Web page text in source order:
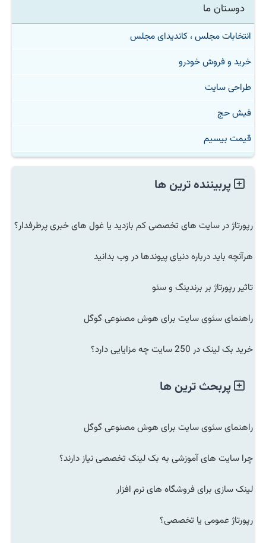
دوستان ما
انتخابات مجلس ، کاندیدای مجلس
خرید و فروش خودرو
طراحی سایت
فیش حج
قیمت بیسیم
پربیننده ترین ها
رپورتاژ در سایت های تخصصی کم بازدید یا غول های خبری پرطرفدار؟
هرآنچه باید درباره دنیای پیوندها در وب بدانید
تاثیر رپورتاژ بر برندینگ و سئو
راهنمای سئوی سایت برای هوش مصنوعی گوگل
خرید بک لینک در 250 سایت چه مزایایی دارد؟
پربحث ترین ها
راهنمای سئوی سایت برای هوش مصنوعی گوگل
چرا سایت های آموزشی به بک لینک تخصصی نیاز دارند؟
لینک سازی برای فروشگاه های نرم افزار
رپورتاژ عمومی یا تخصصی؟